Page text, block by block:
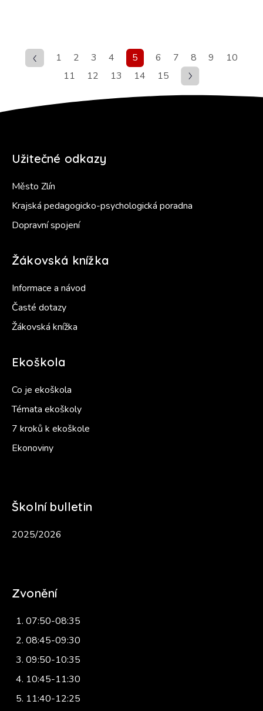
1 2 3 4 5 6 7 8 9
10
11
12 13 14 15
Užitečné odkazy
Město Zlín
Krajská pedagogicko-psychologická poradna
Dopravní spojení
Žákovská knížka
Informace a návod
Časté dotazy
Žákovská knížka
Ekoškola
Co je ekoškola
Témata ekoškoly
7 kroků k ekoškole
Ekonoviny
Školní bulletin
2025/2026
Zvonění
07:50-08:35
08:45-09:30
09:50-10:35
10:45-11:30
11:40-12:25